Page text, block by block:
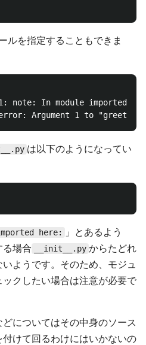
ルを指定することもできま
note: In module imported
は以下のようになってい
here:
」とあるよう
る場合
__init__.py からたどれ
ようです。そのため、モジュ
クしたい場合は注意が必要で
についてはその中身のソース
けて回るわけにはいかないの